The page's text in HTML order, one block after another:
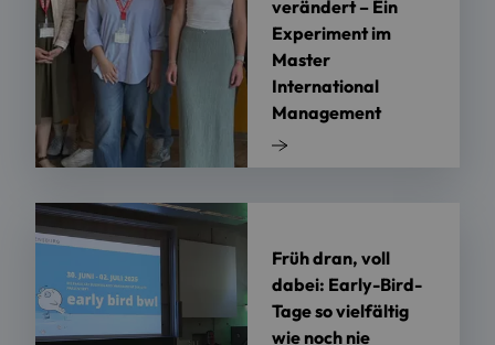
verändert – Ein
Experiment im
Master
International
Management
Früh dran, voll
dabei: Early-Bird-
Tage so vielfältig
wie noch nie